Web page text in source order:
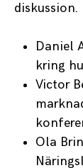
diskussion.
Daniel
kring
Victor
Ola